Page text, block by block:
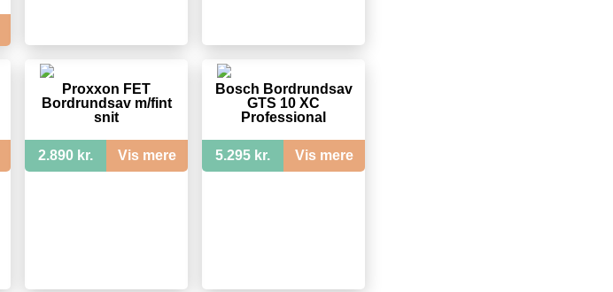
Proxxon FET
Bordrundsav m/fint
snit
2.890 kr. Vis mere
Bosch Bordrundsav
GTS 10 XC
Professional
5.295 kr. Vis mere